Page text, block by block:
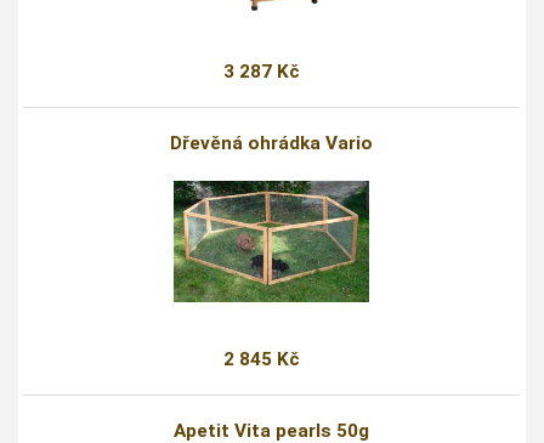
3 287 Kč
Dřevěná ohrádka Vario
2 845 Kč
Apetit Vita pearls 50g